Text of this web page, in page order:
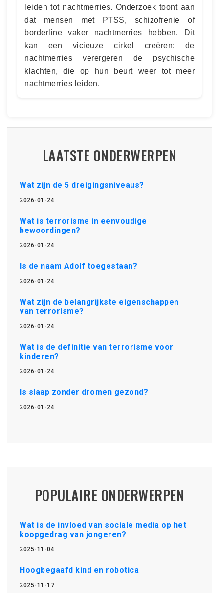
leiden tot nachtmerries. Onderzoek toont aan
dat mensen met PTSS, schizofrenie of
borderline vaker nachtmerries hebben. Dit
kan een vicieuze cirkel creëren: de
nachtmerries verergeren de psychische
klachten, die op hun beurt weer tot meer
nachtmerries leiden.
LAATSTE ONDERWERPEN
Wat zijn de 5 dreigingsniveaus?
2026-01-24
Wat is terrorisme in eenvoudige
bewoordingen?
2026-01-24
Is de naam Adolf toegestaan?
2026-01-24
Wat zijn de belangrijkste eigenschappen
van terrorisme?
2026-01-24
Wat is de definitie van terrorisme voor
kinderen?
2026-01-24
Is slaap zonder dromen gezond?
2026-01-24
POPULAIRE ONDERWERPEN
Wat is de invloed van sociale media op het
koopgedrag van jongeren?
2025-11-04
Hoogbegaafd kind en robotica
2025-11-17